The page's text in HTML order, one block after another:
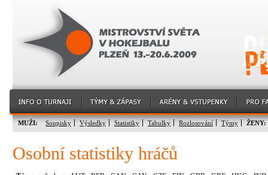
MUŽI: Soupisky Výsledky Statistiky Tabulky Rozlosování Týmy ŽENY:
Osobní statistiky hráčů